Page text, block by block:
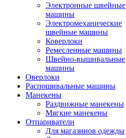
Электронные швейные
машины
Электромеханические
швейные машины
Коверлоки
Ремесленные машины
Швейно-вышивальные
машины
Оверлоки
Распошивальные машины
Манекены
Раздвижные манекены
Мягкие манекены
Отпариватели
Для магазинов одежды